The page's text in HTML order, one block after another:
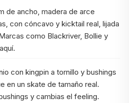
de ancho, madera de arce
con cóncavo y kicktail real, lijada
como Blackriver, Bollie y
con kingpin a tornillo y bushings
en un skate de tamaño real.
y cambias el feeling.